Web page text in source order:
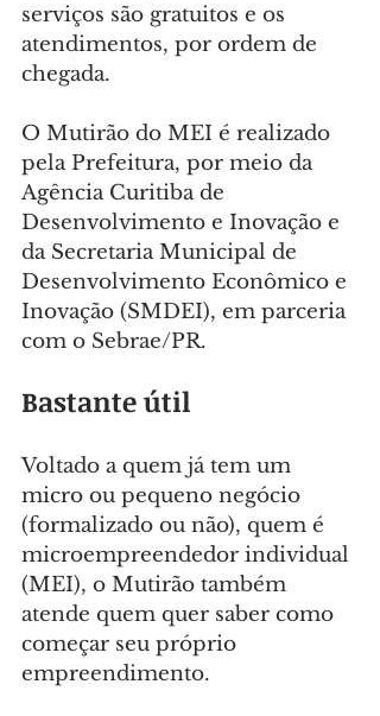
serviços são gratuitos e os
atendimentos, por ordem de
chegada.
O Mutirão do MEI é realizado
pela Prefeitura, por meio da
Agência Curitiba de
Desenvolvimento e Inovação e
da Secretaria Municipal de
Desenvolvimento Econômico e
Inovação (SMDEI), em parceria
com o Sebrae/PR.
Bastante útil
Voltado a quem já tem um
micro ou pequeno negócio
(formalizado ou não), quem é
microempreendedor individual
(MEI), o Mutirão também
atende quem quer saber como
começar seu próprio
empreendimento.